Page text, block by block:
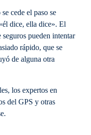
cede el paso se
dice, ella dice». El
pueden intentar
rápido, que se
de alguna otra
los expertos en
del GPS y otras